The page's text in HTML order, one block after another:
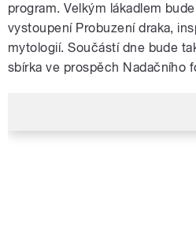
program. Velkým lákadlem
vystoupení Probuzení draka,
mytologií. Součástí dne bude
sbírka ve prospěch Nadačního